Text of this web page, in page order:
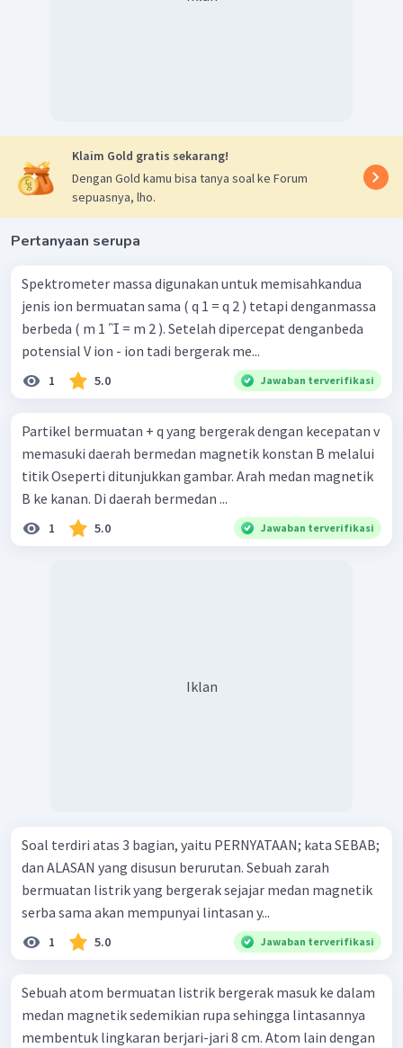
Klaim Gold gratis sekarang!
Dengan Gold kamu bisa tanya soal ke Forum
sepuasnya, lho.
Pertanyaan serupa
Spektrometer massa digunakan untuk memisahkandua
jenis ion bermuatan sama ( q 1 = q 2 ) tetapi denganmassa
berbeda ( m 1  = m 2 ). Setelah dipercepat denganbeda
potensial V ion - ion tadi bergerak me...
1 5.0 Jawaban terverifikasi
Partikel bermuatan + q yang bergerak dengan kecepatan v
memasuki daerah bermedan magnetik konstan B melalui
titik Oseperti ditunjukkan gambar. Arah medan magnetik
B ke kanan. Di daerah bermedan ...
1 5.0 Jawaban terverifikasi
Iklan
Soal terdiri atas 3 bagian, yaitu PERNYATAAN; kata SEBAB;
dan ALASAN yang disusun berurutan. Sebuah zarah
bermuatan listrik yang bergerak sejajar medan magnetik
serba sama akan mempunyai lintasan y...
1 5.0 Jawaban terverifikasi
Sebuah atom bermuatan listrik bergerak masuk ke dalam
medan magnetik sedemikian rupa sehingga lintasannya
membentuk lingkaran berjari-jari 8 cm. Atom lain dengan